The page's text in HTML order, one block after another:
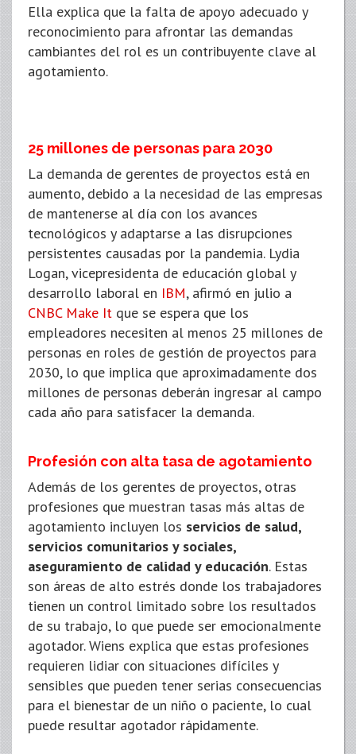
Ella explica que la falta de apoyo adecuado y
reconocimiento para afrontar las demandas
cambiantes del rol es un contribuyente clave al
agotamiento.
25 millones de personas para 2030
La demanda de gerentes de proyectos está en
aumento, debido a la necesidad de las empresas
de mantenerse al día con los avances
tecnológicos y adaptarse a las disrupciones
persistentes causadas por la pandemia. Lydia
Logan, vicepresidenta de educación global y
desarrollo laboral en IBM, afirmó en julio a
CNBC Make It que se espera que los
empleadores necesiten al menos 25 millones de
personas en roles de gestión de proyectos para
2030, lo que implica que aproximadamente dos
millones de personas deberán ingresar al campo
cada año para satisfacer la demanda.
Profesión con alta tasa de agotamiento
Además de los gerentes de proyectos, otras
profesiones que muestran tasas más altas de
agotamiento incluyen los servicios de salud,
servicios comunitarios y sociales,
aseguramiento de calidad y educación. Estas
son áreas de alto estrés donde los trabajadores
tienen un control limitado sobre los resultados
de su trabajo, lo que puede ser emocionalmente
agotador. Wiens explica que estas profesiones
requieren lidiar con situaciones difíciles y
sensibles que pueden tener serias consecuencias
para el bienestar de un niño o paciente, lo cual
puede resultar agotador rápidamente.